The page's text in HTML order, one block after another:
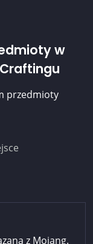
w
przedmioty
z Mojang.